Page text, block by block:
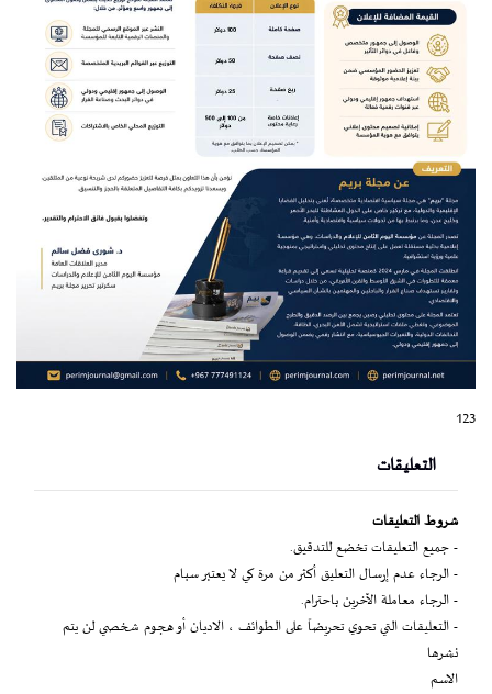
123
التعليقات
شروط التعليقات
- جميع التعليقات تخضع للتدقيق.
- الرجاء عدم إرسال التعليق أكثر من مرة كي لا يعتبر سبام
- الرجاء معاملة الآخرين باحترام.
- التعليقات التي تحوي تحريضاً على الطوائف ، الاديان أو هجوم شخصي لن يتم
نشرها
الاسم